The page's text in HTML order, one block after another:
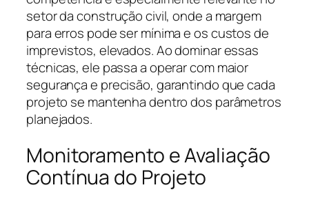
setor da construção civil, onde a margem
para erros pode ser mínima e os custos de
imprevistos, elevados. Ao dominar essas
técnicas, ele passa a operar com maior
segurança e precisão, garantindo que cada
projeto se mantenha dentro dos parâmetros
planejados.
Monitoramento e Avaliação
Contínua do Projeto